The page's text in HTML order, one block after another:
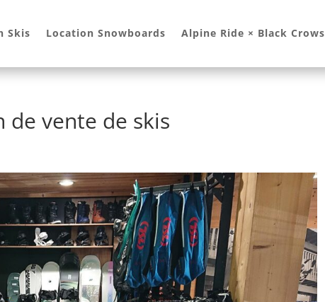
Skis Location Snowboards Alpine Ride × Black Crows
de vente de skis